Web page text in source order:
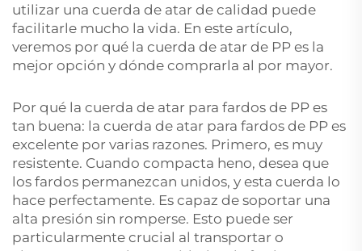
utilizar una cuerda de atar de calidad puede
facilitarle mucho la vida. En este artículo,
veremos por qué la cuerda de atar de PP es la
mejor opción y dónde comprarla al por mayor.
Por qué la cuerda de atar para fardos de PP es
tan buena: la cuerda de atar para fardos de PP es
excelente por varias razones. Primero, es muy
resistente. Cuando compacta heno, desea que
los fardos permanezcan unidos, y esta cuerda lo
hace perfectamente. Es capaz de soportar una
alta presión sin romperse. Esto puede ser
particularmente crucial al transportar o